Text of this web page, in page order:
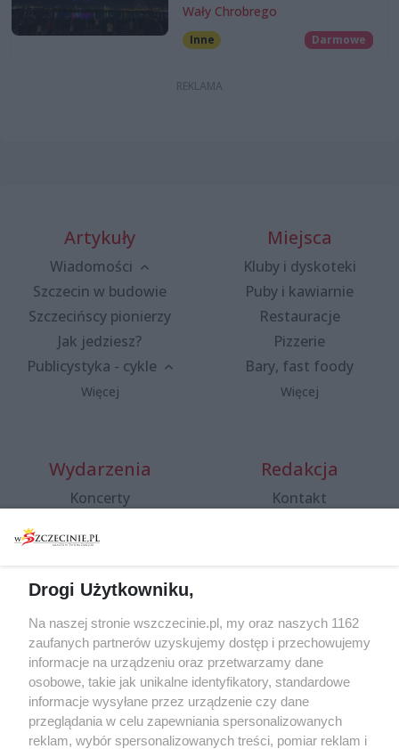
Wały Chrobrego
Inne Darmowe
Artykuły
Wiadomości
Szczecin w budowie
Szczecińscy pionierzy
Jak jedziesz?
Publicystyka - cykle
Więcej
Miejsca
Kluby i dyskoteki
Puby i kawiarnie
Restauracje
Pizzerie
Bary, fast foody
Więcej
Wydarzenia
Koncerty
Spacery i oprowadzania
targi
Wernisaże
Więcej
Redakcja
Kontakt
Specjalny koncert z okazji
20. urodzin portalu
wSzczecinie.pl
Regulamin konkursów
śniadaniówka "Hej
Szczecin! Jest piątek!"
Drogi Użytkowniku,
Na naszej stronie wszczecinie.pl, my oraz naszych 1162
zaufanych partnerów uzyskujemy dostęp i przechowujemy
informacje na urządzeniu oraz przetwarzamy dane
osobowe, takie jak unikalne identyfikatory, standardowe
informacje wysyłane przez urządzenie czy dane
przeglądania w celu zapewniania spersonalizowanych
reklam, wybór spersonalizowanych treści, pomiar reklam i